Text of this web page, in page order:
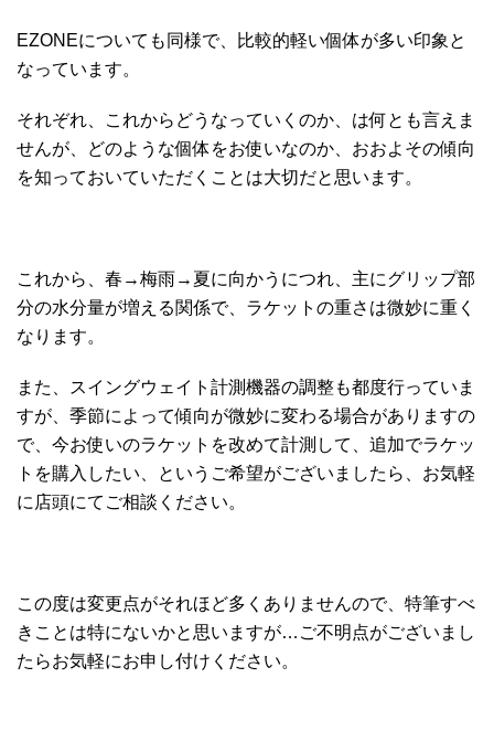
EZONEについても同様で、比較的軽い個体が多い印象と
なっています。
それぞれ、これからどうなっていくのか、は何とも言えま
せんが、どのような個体をお使いなのか、おおよその傾向
を知っておいていただくことは大切だと思います。
これから、春→梅雨→夏に向かうにつれ、主にグリップ部
分の水分量が増える関係で、ラケットの重さは微妙に重く
なります。
また、スイングウェイト計測機器の調整も都度行っていま
すが、季節によって傾向が微妙に変わる場合がありますの
で、今お使いのラケットを改めて計測して、追加でラケッ
トを購入したい、というご希望がございましたら、お気軽
に店頭にてご相談ください。
この度は変更点がそれほど多くありませんので、特筆すべ
きことは特にないかと思いますが…ご不明点がございまし
たらお気軽にお申し付けください。